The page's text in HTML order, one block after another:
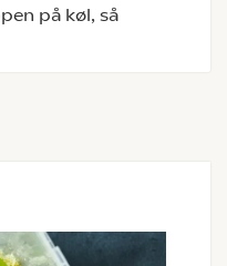
på køl, så